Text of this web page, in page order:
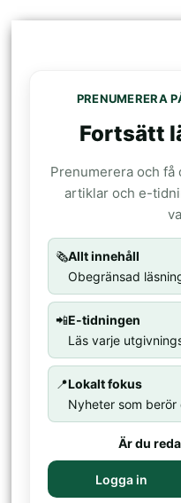
PRENUMERERA
Fortsätt
Prenumerera och
artiklar och e-
🗞️Allt innehåll
Obegränsad
📲E-tidningen
Läs varje
📍Lokalt fokus
Nyheter som
Är du
Logga in